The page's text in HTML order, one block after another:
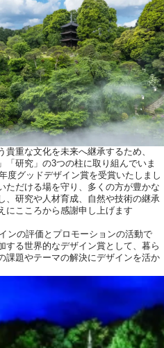
重な文化を未来へ継承するため、
「研究」の3つの柱に取り組んでいま
度グッドデザイン賞を受賞いたしまし
ただける場を守り、多くの方が豊かな
、研究や人材育成、自然や技術の継承
にこころから感謝申し上げます
ンの評価とプロモーションの活動で
する世界的なデザイン賞として、暮ら
課題やテーマの解決にデザインを活か